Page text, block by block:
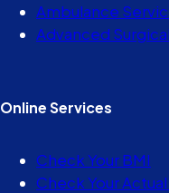
Ambulance
Advanced
Online Services
Check Your BMI
Check Your